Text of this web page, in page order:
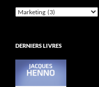
Catégories
DERNIERS LIVRES